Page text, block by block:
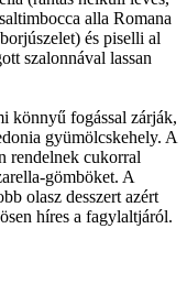
alla Romana
és piselli al
szalonnával lassan
könnyű fogással zárják,
gyümölcskehely. A
rendelnek cukorral
gömböket. A
olasz desszert azért
híres a fagylaltjáról.